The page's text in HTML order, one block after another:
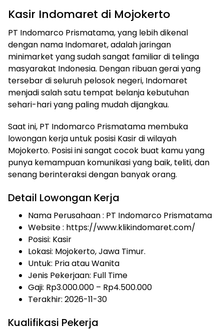
Kasir Indomaret di Mojokerto
PT Indomarco Prismatama, yang lebih dikenal
dengan nama Indomaret, adalah jaringan
minimarket yang sudah sangat familiar di telinga
masyarakat Indonesia. Dengan ribuan gerai yang
tersebar di seluruh pelosok negeri, Indomaret
menjadi salah satu tempat belanja kebutuhan
sehari-hari yang paling mudah dijangkau.
Saat ini, PT Indomarco Prismatama membuka
lowongan kerja untuk posisi Kasir di wilayah
Mojokerto. Posisi ini sangat cocok buat kamu yang
punya kemampuan komunikasi yang baik, teliti, dan
senang berinteraksi dengan banyak orang.
Detail Lowongan Kerja
Nama Perusahaan : PT Indomarco Prismatama
Website : https://www.klikindomaret.com/
Posisi: Kasir
Lokasi: Mojokerto, Jawa Timur.
Untuk: Pria atau Wanita
Jenis Pekerjaan: Full Time
Gaji: Rp3.000.000 – Rp4.500.000
Terakhir: 2026-11-30
Kualifikasi Pekerja